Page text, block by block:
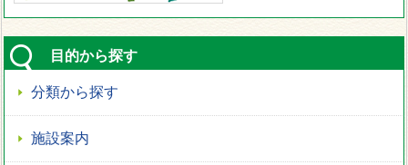
目的から探す
分類から探す
施設案内